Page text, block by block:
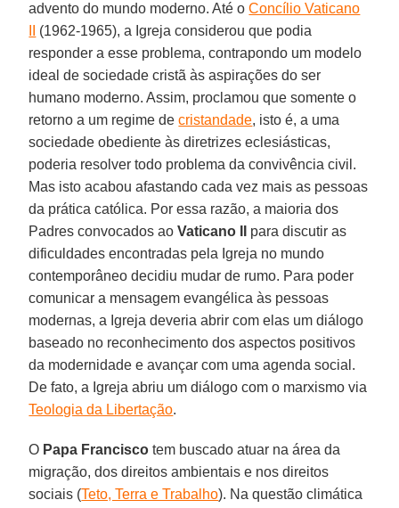
advento do mundo moderno. Até oConcílio Vaticano
(1962-1965), a Igreja considerou que podia
responder a esse problema, contrapondo um modelo
ideal de sociedade cristã às aspirações do ser
humano moderno. Assim, proclamou que somente o
retorno a um regime decristandade, isto é, a uma
sociedade obediente às diretrizes eclesiásticas,
poderia resolver todo problema da convivência civil.
Mas isto acabou afastando cada vez mais as pessoas
da prática católica. Por essa razão, a maioria dos
Padres convocados aoVaticano II
para discutir as
dificuldades encontradas pela Igreja no mundo
contemporâneo decidiu mudar de rumo. Para poder
comunicar a mensagem evangélica às pessoas
modernas, a Igreja deveria abrir com elas um diálogo
baseado no reconhecimento dos aspectos positivos
da modernidade e avançar com uma agenda social.
De fato, a Igreja abriu um diálogo com o marxismo via
Teologia da Libertação.
O Papa Francisco tem buscado atuar na área da
migração, dos direitos ambientais e nos direitos
sociais (Teto, Terra e Trabalho). Na questão climática